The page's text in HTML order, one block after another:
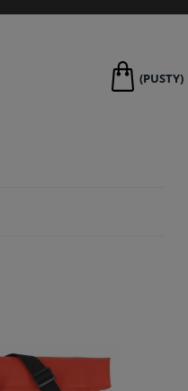
(PUSTY)